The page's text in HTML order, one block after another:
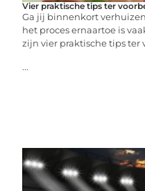
Vier praktische tips ter
Ga jij binnenkort
het proces ernaartoe is
zijn vier praktische tips
...